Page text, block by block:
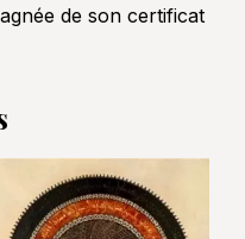
de son certificat